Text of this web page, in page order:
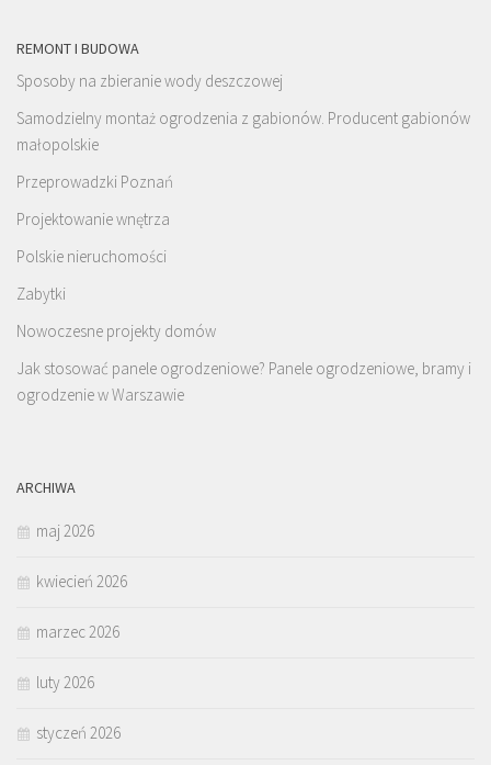
REMONT I BUDOWA
Sposoby na zbieranie wody deszczowej
Samodzielny montaż ogrodzenia z gabionów. Producent gabionów
małopolskie
Przeprowadzki Poznań
Projektowanie wnętrza
Polskie nieruchomości
Zabytki
Nowoczesne projekty domów
Jak stosować panele ogrodzeniowe? Panele ogrodzeniowe, bramy i
ogrodzenie w Warszawie
ARCHIWA
maj 2026
kwiecień 2026
marzec 2026
luty 2026
styczeń 2026